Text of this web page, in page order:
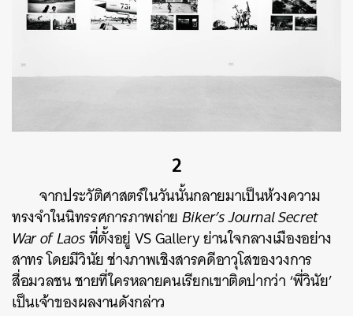
2
จากประวัติศาสตร์ในวันนั้นกลายมาเป็นห้วงความ
ทรงจำในนิทรรศการภาพถ่ายBiker’s Journal Secret
War of Laosที่ตั้งอยู่ VS Gallery ย่านใจกลางเมืองอย่าง
สาทร โดยมีวินัย ช่างภาพเชิงสารคดีอาวุโสของวงการ
สื่อมวลชน ชายที่ใครหลายคนเรียกเขาติดปากว่า ‘พี่วินัย’
เป็นเจ้าของผลงานดังกล่าว